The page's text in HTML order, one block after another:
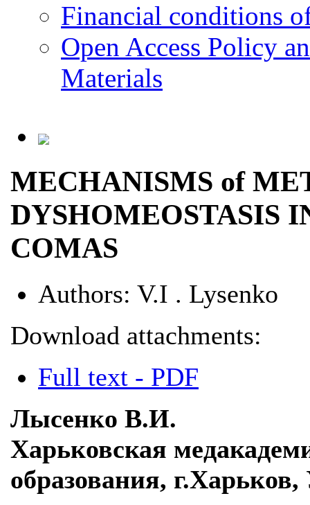
Financial conditions
Open Access Policy
Materials
MECHANISMS of
DYSHOMEOSTASIS
COMAS
Authors: V.I . Lysenko
Download attachments:
Full text - PDF
Лысенко В.И.
Харьковская
образования,